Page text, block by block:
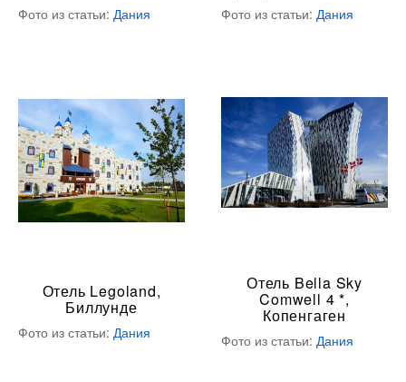
Фото из статьи: Дания Фото из статьи: Дания
Отель Legoland,
Биллунде
Фото из статьи: Дания
Отель Bella Sky
Comwell 4 *,
Копенгаген
Фото из статьи: Дания